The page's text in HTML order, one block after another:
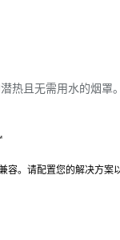
热且无需用水的烟罩。
容。请配置您的解决方案